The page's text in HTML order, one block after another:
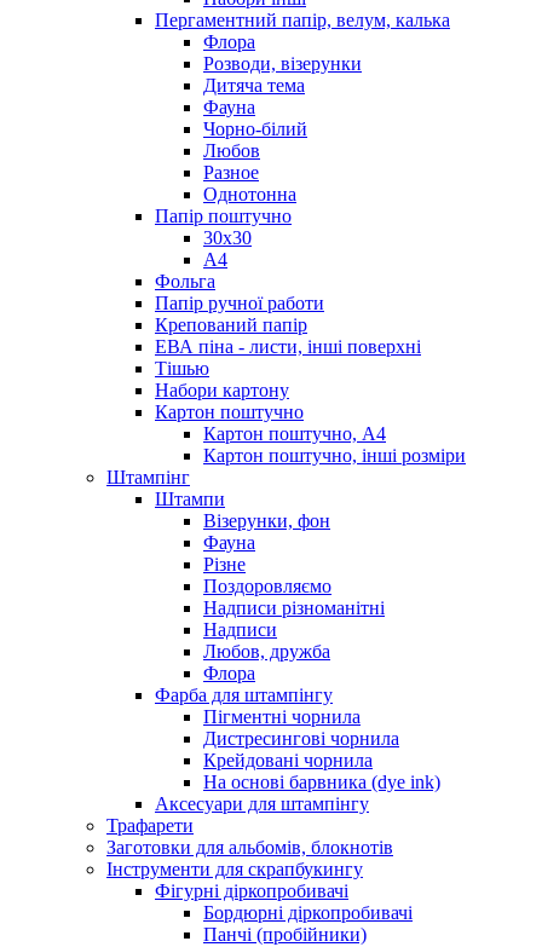
Пергаментний папір, велум, калька
Флора
Розводи, візерунки
Дитяча тема
Фауна
Чорно-білий
Любов
Разное
Однотонна
Папір поштучно
30х30
А4
Фольга
Папір ручної работи
Крепований папір
ЕВА піна - листи, інші поверхні
Тішью
Набори картону
Картон поштучно
Картон поштучно, А4
Картон поштучно, інші розміри
Штампінг
Штампи
Візерунки, фон
Фауна
Різне
Поздоровляємо
Надписи різноманітні
Надписи
Любов, дружба
Флора
Фарба для штампінгу
Пігментні чорнила
Дистресингові чорнила
Крейдовані чорнила
На основі барвника (dye ink)
Аксесуари для штампінгу
Трафарети
Заготовки для альбомів, блокнотів
Інструменти для скрапбукингу
Фігурні діркопробивачі
Бордюрні діркопробивачі
Панчі (пробійники)